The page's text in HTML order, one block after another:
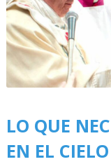
LO QUE
EN EL CIELO